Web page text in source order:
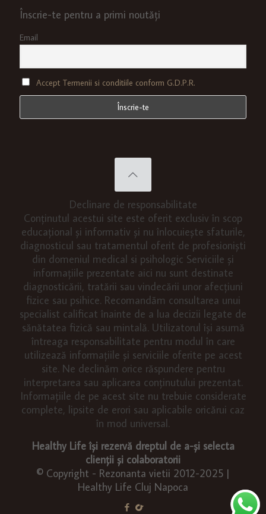
Înscrie-te pentru a primi noutăți
Email
Accept Termenii si conditiile conform G.D.P.R.
Declinare de responsabilitate
Conținutul acestui site este oferit exclusiv în scop
educațional și informativ și nu înlocuiește sfaturile,
diagnosticul sau tratamentul oferit de profesioniști
din domeniul medical si psihologic Serviciile și
informațiile prezentate aici nu sunt destinate
diagnosticării, tratării sau vindecării unor afecțiuni
fizice sau psihice. Recomandăm consultarea unui
specialist calificat înainte de a lua decizii legate de
sănătatea fizică sau mintală. Utilizatorul își asumă
întreaga responsabilitate pentru modul în care
utilizează informațiile și serviciile oferite pe acest
site. Ne declinăm orice răspundere pentru
interpretarea sau aplicarea conținutului prezentat.
Informațiile de pe acest site nu trebuie considerate
complete, lipsite de erori sau aplicabile oricărui caz
în mod universal.
Healthy Life își rezervă dreptul de a-și selecta
clienții și colaboratorii
© Copyright - Rezonanta vietii 2012-2025 |
Healthy Life Cluj Napoca